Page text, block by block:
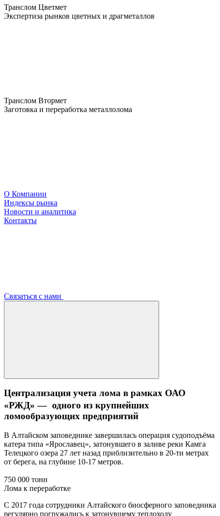
Транслом Цветмет
Экспертиза рынков цветных и драгметаллов
Транслом Втормет
Заготовка и переработка металлолома
О Компании
Индексы рынка
Новости и аналитика
Контакты
Связаться с нами
Централизация учета лома в рамках ОАО
«РЖД» — одного из крупнейших
ломообразующих предприятий
В Алтайском заповеднике завершилась операция судоподъёма
катера типа «Ярославец», затонувшего в заливе реки Камга
Телецкого озера 27 лет назад приблизительно в 20-ти метрах
от берега, на глубине 10-17 метров.
750 000 тонн
Лома к переработке
С 2017 года сотрудники Алтайского биосферного заповедника
регулярно погружались к затонувшему теплоходу